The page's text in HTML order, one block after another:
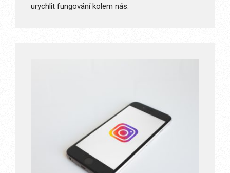
urychlit fungování kolem nás.